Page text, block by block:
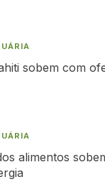
sobem com
alimentos